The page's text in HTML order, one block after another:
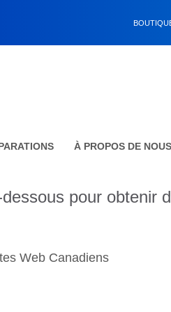
À PROPOS DE NOUS
pour obtenir
Web Canadiens